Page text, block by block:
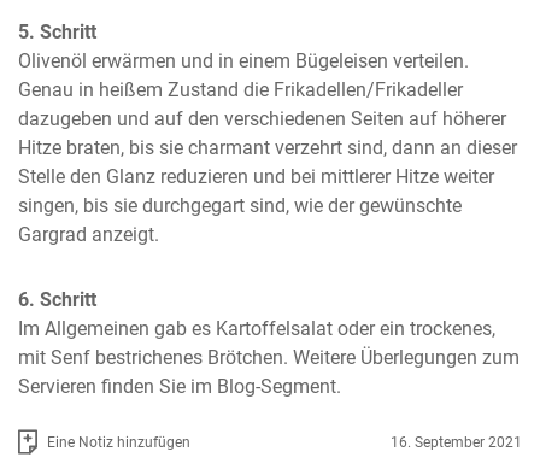
5. Schritt
Olivenöl erwärmen und in einem Bügeleisen verteilen.
Genau in heißem Zustand die Frikadellen/Frikadeller
dazugeben und auf den verschiedenen Seiten auf höherer
Hitze braten, bis sie charmant verzehrt sind, dann an dieser
Stelle den Glanz reduzieren und bei mittlerer Hitze weiter
singen, bis sie durchgegart sind, wie der gewünschte
Gargrad anzeigt.
6. Schritt
Im Allgemeinen gab es Kartoffelsalat oder ein trockenes,
mit Senf bestrichenes Brötchen. Weitere Überlegungen zum
Servieren finden Sie im Blog-Segment.
Eine Notiz hinzufügen 16. September 2021